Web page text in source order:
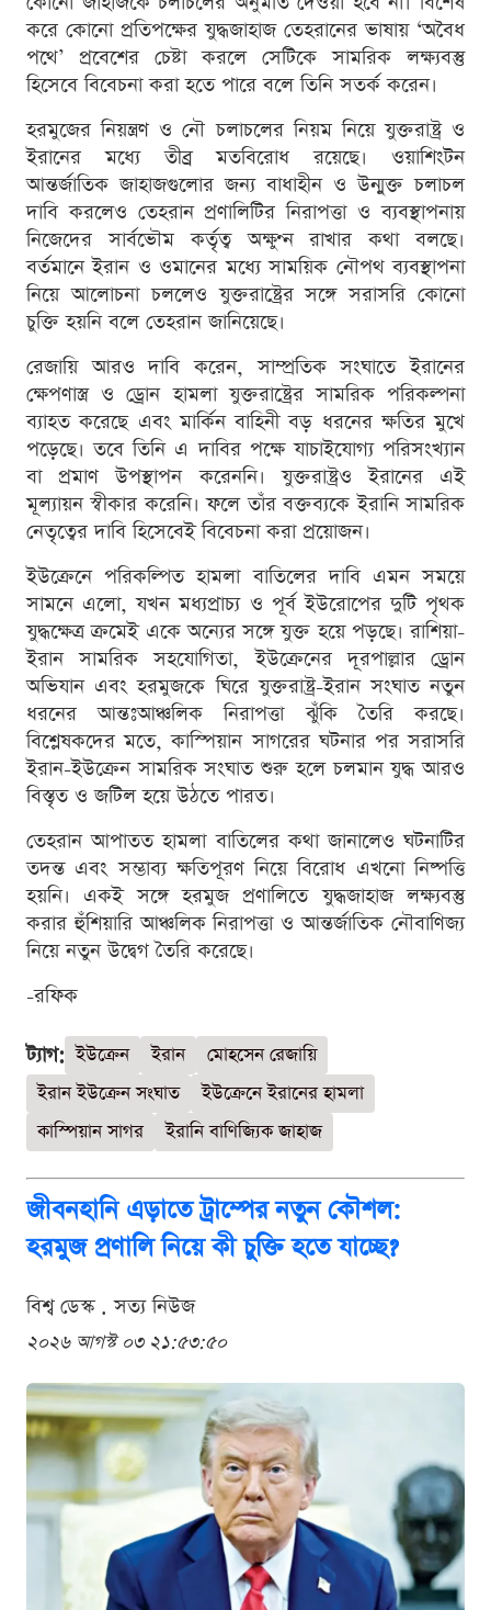
করে কোনো প্রতিপক্ষের যুদ্ধজাহাজ তেহরানের ভাষায় ‘অবৈধ
পথে’ প্রবেশের চেষ্টা করলে সেটিকে সামরিক লক্ষ্যবস্তু
হিসেবে বিবেচনা করা হতে পারে বলে তিনি সতর্ক করেন।
হরমুজের নিয়ন্ত্রণ ও নৌ চলাচলের নিয়ম নিয়ে যুক্তরাষ্ট্র ও
ইরানের মধ্যে তীব্র মতবিরোধ রয়েছে। ওয়াশিংটন
আন্তর্জাতিক জাহাজগুলোর জন্য বাধাহীন ও উন্মুক্ত চলাচল
দাবি করলেও তেহরান প্রণালিটির নিরাপত্তা ও ব্যবস্থাপনায়
নিজেদের সার্বভৌম কর্তৃত্ব অক্ষুণ্ন রাখার কথা বলছে।
বর্তমানে ইরান ও ওমানের মধ্যে সাময়িক নৌপথ ব্যবস্থাপনা
নিয়ে আলোচনা চললেও যুক্তরাষ্ট্রের সঙ্গে সরাসরি কোনো
চুক্তি হয়নি বলে তেহরান জানিয়েছে।
রেজায়ি আরও দাবি করেন, সাম্প্রতিক সংঘাতে ইরানের
ক্ষেপণাস্ত্র ও ড্রোন হামলা যুক্তরাষ্ট্রের সামরিক পরিকল্পনা
ব্যাহত করেছে এবং মার্কিন বাহিনী বড় ধরনের ক্ষতির মুখে
পড়েছে। তবে তিনি এ দাবির পক্ষে যাচাইযোগ্য পরিসংখ্যান
বা প্রমাণ উপস্থাপন করেননি। যুক্তরাষ্ট্রও ইরানের এই
মূল্যায়ন স্বীকার করেনি। ফলে তাঁর বক্তব্যকে ইরানি সামরিক
নেতৃত্বের দাবি হিসেবেই বিবেচনা করা প্রয়োজন।
ইউক্রেনে পরিকল্পিত হামলা বাতিলের দাবি এমন সময়ে
সামনে এলো, যখন মধ্যপ্রাচ্য ও পূর্ব ইউরোপের দুটি পৃথক
যুদ্ধক্ষেত্র ক্রমেই একে অন্যের সঙ্গে যুক্ত হয়ে পড়ছে। রাশিয়া-
ইরান সামরিক সহযোগিতা, ইউক্রেনের দূরপাল্লার ড্রোন
অভিযান এবং হরমুজকে ঘিরে যুক্তরাষ্ট্র-ইরান সংঘাত নতুন
ধরনের আন্তঃআঞ্চলিক নিরাপত্তা ঝুঁকি তৈরি করছে।
বিশ্লেষকদের মতে, কাস্পিয়ান সাগরের ঘটনার পর সরাসরি
ইরান-ইউক্রেন সামরিক সংঘাত শুরু হলে চলমান যুদ্ধ আরও
বিস্তৃত ও জটিল হয়ে উঠতে পারত।
তেহরান আপাতত হামলা বাতিলের কথা জানালেও ঘটনাটির
তদন্ত এবং সম্ভাব্য ক্ষতিপূরণ নিয়ে বিরোধ এখনো নিষ্পত্তি
হয়নি। একই সঙ্গে হরমুজ প্রণালিতে যুদ্ধজাহাজ লক্ষ্যবস্তু
করার হুঁশিয়ারি আঞ্চলিক নিরাপত্তা ও আন্তর্জাতিক নৌবাণিজ্য
নিয়ে নতুন উদ্বেগ তৈরি করেছে।
-রফিক
ট্যাগ: ইউক্রেন ইরান
মোহসেন রেজায়ি
ইরান ইউক্রেন সংঘাত
ইউক্রেনে ইরানের হামলা
কাস্পিয়ান সাগর
ইরানি বাণিজ্যিক জাহাজ
জীবনহানি এড়াতে ট্রাম্পের নতুন কৌশল:
হরমুজ প্রণালি নিয়ে কী চুক্তি হতে যাচ্ছে?
বিশ্ব ডেস্ক . সত্য নিউজ
২০২৬ আগস্ট ০৩ ২১:৫৩:৫০